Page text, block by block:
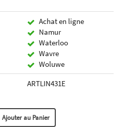
Achat en ligne
Namur
Waterloo
Wavre
Woluwe
ARTLIN431E